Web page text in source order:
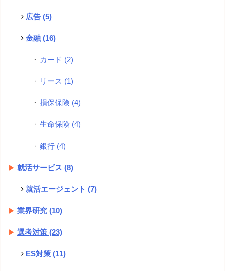
広告 (5)
金融 (16)
カード (2)
リース (1)
損保保険 (4)
生命保険 (4)
銀行 (4)
就活サービス (8)
就活エージェント (7)
業界研究 (10)
選考対策 (23)
ES対策 (11)